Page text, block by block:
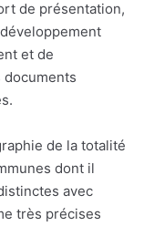
de présentation,
et de
documents
de la totalité
dont il
avec
très précises